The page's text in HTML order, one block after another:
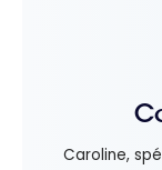
Caroline,